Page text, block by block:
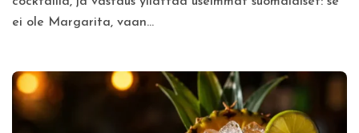
ei ole Margarita, vaan...